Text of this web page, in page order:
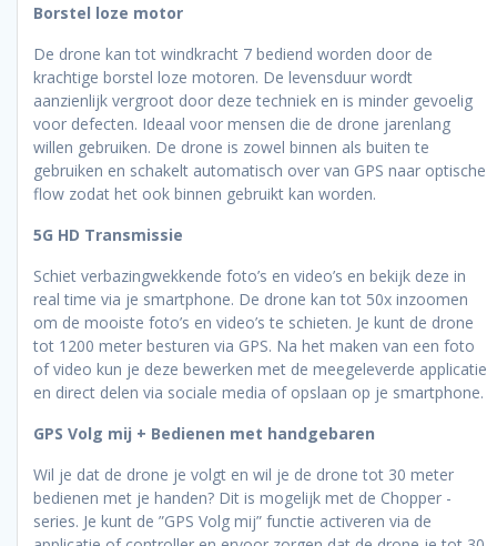
Borstel loze motor
De drone kan tot windkracht 7 bediend worden door de
krachtige borstel loze motoren. De levensduur wordt
aanzienlijk vergroot door deze techniek en is minder gevoelig
voor defecten. Ideaal voor mensen die de drone jarenlang
willen gebruiken. De drone is zowel binnen als buiten te
gebruiken en schakelt automatisch over van GPS naar optische
flow zodat het ook binnen gebruikt kan worden.
5G HD Transmissie
Schiet verbazingwekkende foto’s en video’s en bekijk deze in
real time via je smartphone. De drone kan tot 50x inzoomen
om de mooiste foto’s en video’s te schieten. Je kunt de drone
tot 1200 meter besturen via GPS. Na het maken van een foto
of video kun je deze bewerken met de meegeleverde applicatie
en direct delen via sociale media of opslaan op je smartphone.
GPS Volg mij + Bedienen met handgebaren
Wil je dat de drone je volgt en wil je de drone tot 30 meter
bedienen met je handen? Dit is mogelijk met de Chopper -
series. Je kunt de ”GPS Volg mij” functie activeren via de